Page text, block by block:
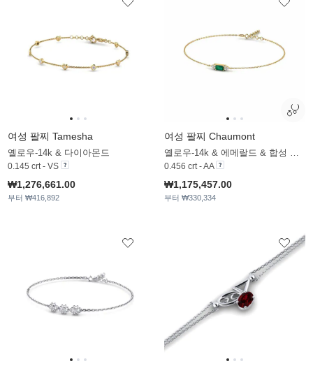
여성 팔찌 Tamesha
옐로우-14k & 다이아몬드
0.145 crt - VS
₩1,276,661.00
부터 ₩416,892
여성 팔찌 Chaumont
옐로우-14k & 에메랄드 & 합성 다이아몬드
0.456 crt - AA
₩1,175,457.00
부터 ₩330,334